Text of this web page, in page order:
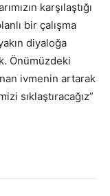
karşılaştığı
bir çalışma
diyaloğa
Önümüzdeki
ivmenin artarak
sıklaştıracağız”